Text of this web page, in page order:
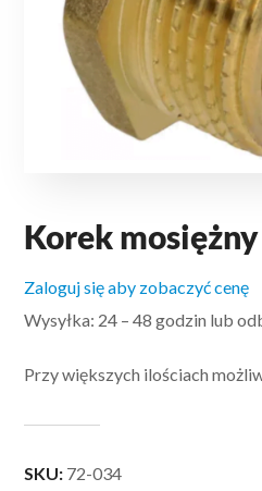
Korek
Zaloguj się aby zobaczyć cenę
Wysyłka: 24 – 48 godzin lub
Przy większych ilościach
SKU: 72-034